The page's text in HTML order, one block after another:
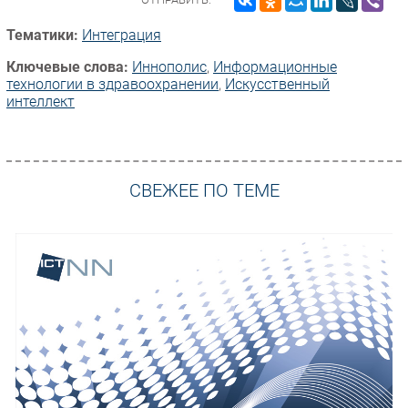
Тематики: Интеграция
Ключевые слова: Иннополис, Информационные
технологии в здравоохранении, Искусственный
интеллект
СВЕЖЕЕ ПО ТЕМЕ